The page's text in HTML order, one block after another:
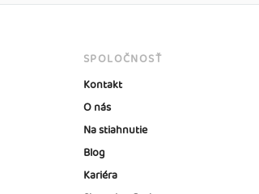
SPOLOČNOSŤ
Kontakt
O nás
Na stiahnutie
Blog
Kariéra